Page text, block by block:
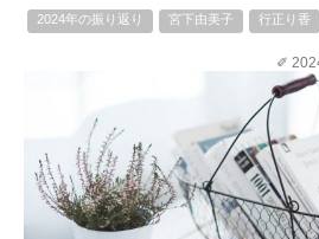
2024年の振り返り 宮下由美子 行正り香
✐